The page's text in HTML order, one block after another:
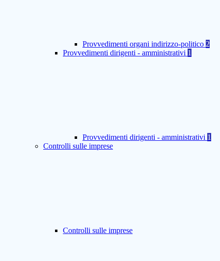
Provvedimenti organi indirizzo-politico 2
Provvedimenti dirigenti - amministrativi 1
Provvedimenti dirigenti - amministrativi 1
Controlli sulle imprese
Controlli sulle imprese